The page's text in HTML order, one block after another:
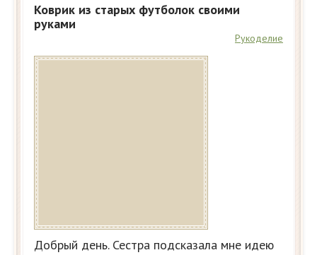
Коврик из старых футболок своими
руками
Рукоделие
Добрый день. Сестра подсказала мне идею